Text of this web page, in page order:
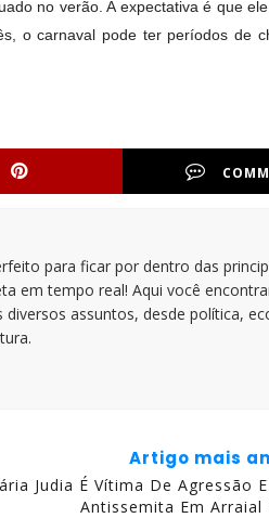
no verão. A expectativa é que
o carnaval pode ter períodos de
para ficar por dentro das
em tempo real! Aqui você
assuntos, desde política,
Artigo mais
Judia É Vítima De Agressão
Antissemita Em Arraial